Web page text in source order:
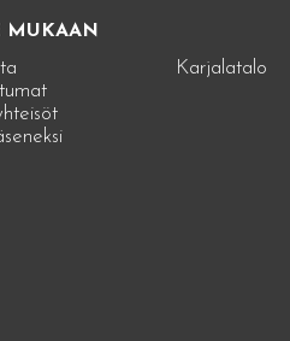
MUKAAN
Karjalatalo